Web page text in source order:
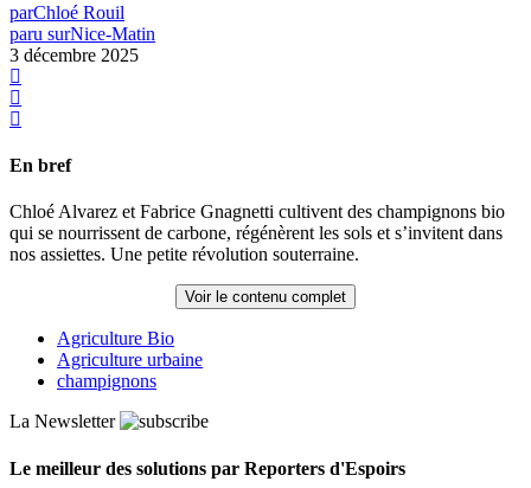
parChloé Rouil
paru surNice-Matin
3 décembre 2025
En bref
Chloé Alvarez et Fabrice Gnagnetti cultivent des champignons bio
qui se nourrissent de carbone, régénèrent les sols et s’invitent dans
nos assiettes. Une petite révolution souterraine.
Voir le contenu complet
Agriculture Bio
Agriculture urbaine
champignons
La Newsletter
Le meilleur des solutions par Reporters d'Espoirs